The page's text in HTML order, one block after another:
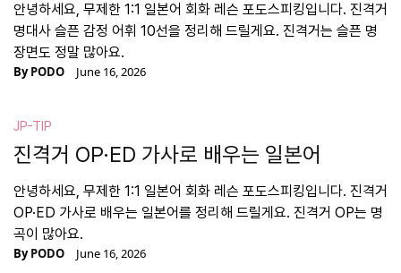
안녕하세요, 무제한 1:1 일본어 회화 레슨 포도스피킹입니다. 진격거
명대사 슬픈 감정 어휘 10선을 정리해 드릴게요. 진격거는 슬픈 명
장면도 정말 많아요.
ByPODO June 16, 2026
JP-TIP
진격거 OP·ED 가사로 배우는 일본어
안녕하세요, 무제한 1:1 일본어 회화 레슨 포도스피킹입니다. 진격거
OP·ED 가사로 배우는 일본어를 정리해 드릴게요. 진격거 OP는 명
곡이 많아요.
ByPODO June 16, 2026